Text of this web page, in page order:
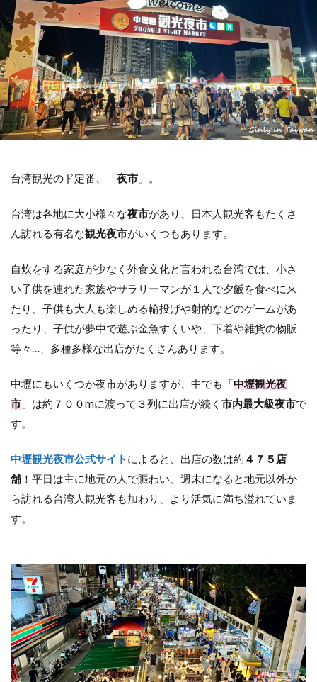
台湾観光のド定番、「夜市 」。
台湾は各地に大小様々な夜市があり、日本人観光客もたくさ
ん訪れる有名な観光夜市がいくつもあります。
自炊をする家庭が少なく外食文化と言われる台湾では、小さ
い子供を連れた家族やサラリーマンが１人で夕飯を食べに来
たり、子供も大人も楽しめる輪投げや射的などのゲームがあ
ったり、子供が夢中で遊ぶ金魚すくいや、下着や雑貨の物販
等々…、多種多様な出店がたくさんあります。
中壢にもいくつか夜市がありますが、中でも「中壢観光夜
市 」は約７００mに渡って３列に出店が続く 市内最大級夜市で
す。
中壢観光夜市公式サイト によると、出店の数は約 ４７５店
舗 ！平日は主に地元の人で賑わい、週末になると地元以外か
ら訪れる台湾人観光客も加わり、より活気に満ち溢れていま
す。
ホテル
交通アクセス
コインロッカー
検索